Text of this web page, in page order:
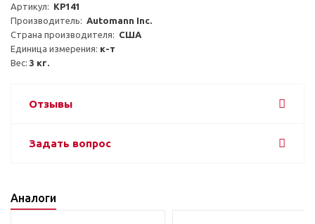
Артикул: KP141
Производитель: Automann Inc.
Страна производителя: США
Единица измерения: к-т
Вес: 3 кг.
Отзывы
Задать вопрос
Аналоги